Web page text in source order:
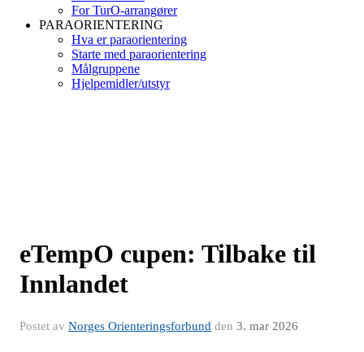
For TurO-arrangører
PARAORIENTERING
Hva er paraorientering
Starte med paraorientering
Målgruppene
Hjelpemidler/utstyr
eTempO cupen: Tilbake til
Innlandet
Postet av Norges Orienteringsforbund den 3. mar 2026